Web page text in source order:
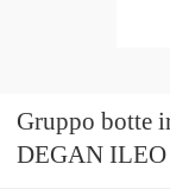
Gruppo botte
DEGAN ILEO